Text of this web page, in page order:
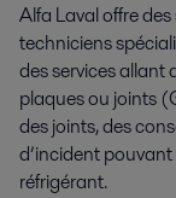
Alfa Laval offre
techniciens
des services allant
plaques ou joints
des joints, des
d’incident
réfrigérant.